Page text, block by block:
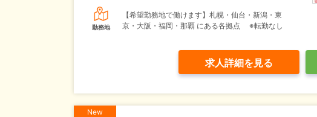
勤務地
【希望勤務地で働けます】札幌・仙台・新潟・東
京・大阪・福岡・那覇 にある各拠点 ※転勤なし
求人詳細を見る
New